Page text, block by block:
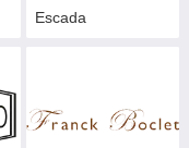
Escada